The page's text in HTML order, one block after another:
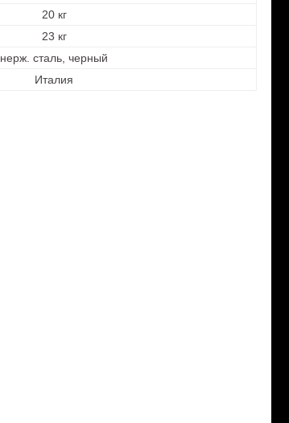
20 кг
23 кг
нерж. сталь, черный
Италия